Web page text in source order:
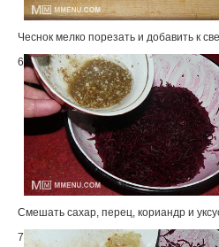
Чеснок мелко порезать и добавить к
6
Смешать сахар, перец, кориандр и
7